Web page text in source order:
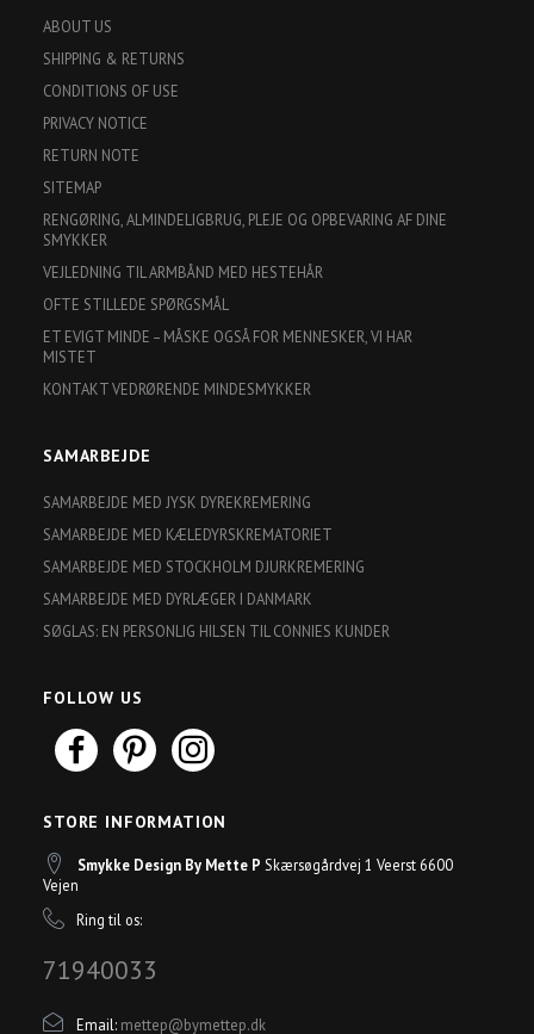
ABOUT US
SHIPPING & RETURNS
CONDITIONS OF USE
PRIVACY NOTICE
RETURN NOTE
SITEMAP
RENGØRING, ALMINDELIGBRUG, PLEJE OG OPBEVARING AF DINE
SMYKKER
VEJLEDNING TIL ARMBÅND MED HESTEHÅR
OFTE STILLEDE SPØRGSMÅL
ET EVIGT MINDE – MÅSKE OGSÅ FOR MENNESKER, VI HAR
MISTET
KONTAKT VEDRØRENDE MINDESMYKKER
SAMARBEJDE
SAMARBEJDE MED JYSK DYREKREMERING
SAMARBEJDE MED KÆLEDYRSKREMATORIET
SAMARBEJDE MED STOCKHOLM DJURKREMERING
SAMARBEJDE MED DYRLÆGER I DANMARK
SØGLAS: EN PERSONLIG HILSEN TIL CONNIES KUNDER
FOLLOW US
STORE INFORMATION
Smykke Design By Mette P Skærsøgårdvej 1 Veerst 6600
Vejen
Ring til os:
71940033
Email: mettep@bymettep.dk